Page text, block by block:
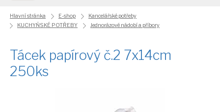
Hlavní stránka E-shop
Kancelářské potřeby
KUCHYŇSKÉ POTŘEBY
Jednorázové nádobí a příbory
Tácek papírový č.2 7x14cm
250ks